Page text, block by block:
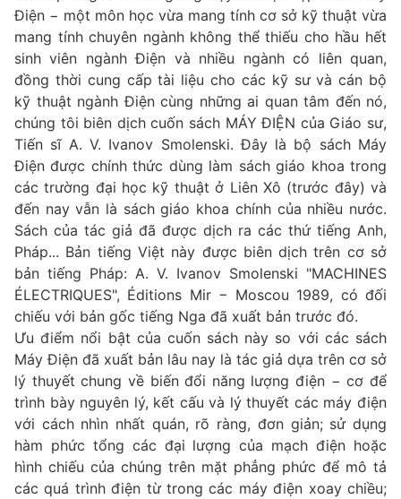
Điện − một môn học vừa mang tính cơ sở kỹ thuật vừa
mang tính chuyên ngành không thể thiếu cho hầu hết
sinh viên ngành Điện và nhiều ngành có liên quan,
đồng thời cung cấp tài liệu cho các kỹ sư và cán bộ
kỹ thuật ngành Điện cùng những ai quan tâm đến nó,
chúng tôi biên dịch cuốn sách MÁY ĐIỆN của Giáo sư,
Tiến sĩ A. V. Ivanov Smolenski. Đây là bộ sách Máy
Điện được chính thức dùng làm sách giáo khoa trong
các trường đại học kỹ thuật ở Liên Xô (trước đây) và
đến nay vẫn là sách giáo khoa chính của nhiều nước.
Sách của tác giả đã được dịch ra các thứ tiếng Anh,
Pháp... Bản tiếng Việt này được biên dịch trên cơ sở
bản tiếng Pháp: A. V. Ivanov Smolenski "MACHINES
ÉLECTRIQUES", Éditions Mir − Moscou 1989, có đối
chiếu với bản gốc tiếng Nga đã xuất bản trước đó.
Ưu điểm nổi bật của cuốn sách này so với các sách
Máy Điện đã xuất bản lâu nay là tác giả dựa trên cơ sở
lý thuyết chung về biến đổi năng lượng điện − cơ để
trình bày nguyên lý, kết cấu và lý thuyết các máy điện
với cách nhìn nhất quán, rõ ràng, đơn giản; sử dụng
hàm phức tổng các đại lượng của mạch điện hoặc
hình chiếu của chúng trên mặt phẳng phức để mô tả
các quá trình điện từ trong các máy điện xoay chiều;